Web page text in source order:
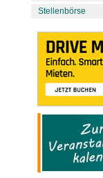
Stellenbörse